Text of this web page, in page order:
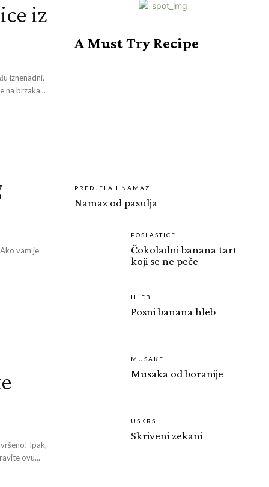
iz
iznenadni,
na brzaka...
vam je
Ipak,
ovu...
A Must Try Recipe
PREDJELA I NAMAZI
Namaz od pasulja
POSLASTICE
Čokoladni banana tart
koji se ne peče
HLEB
Posni banana hleb
MUSAKE
Musaka od boranije
USKRS
Skriveni zekani